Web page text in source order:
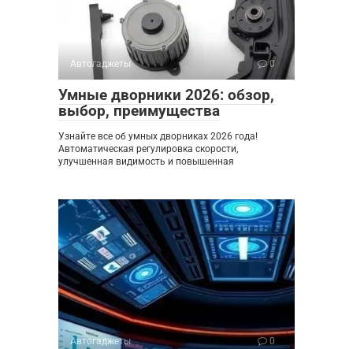
Автогаджеты 0
Умные дворники 2026: обзор,
выбор, преимущества
Узнайте все об умных дворниках 2026 года!
Автоматическая регулировка скорости,
улучшенная видимость и повышенная
Автогаджеты 0